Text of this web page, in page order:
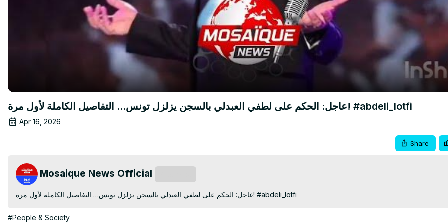
عاجل: الحكم على لطفي العبدلي بالسجن يزلزل تونس… التفاصيل الكاملة لأول مرة! #abdeli_lotfi
Apr 16, 2026
Share
Mosaique News Official
عاجل: الحكم على لطفي العبدلي بالسجن يزلزل تونس… التفاصيل الكاملة لأول مرة! #abdeli_lotfi
#People & Society